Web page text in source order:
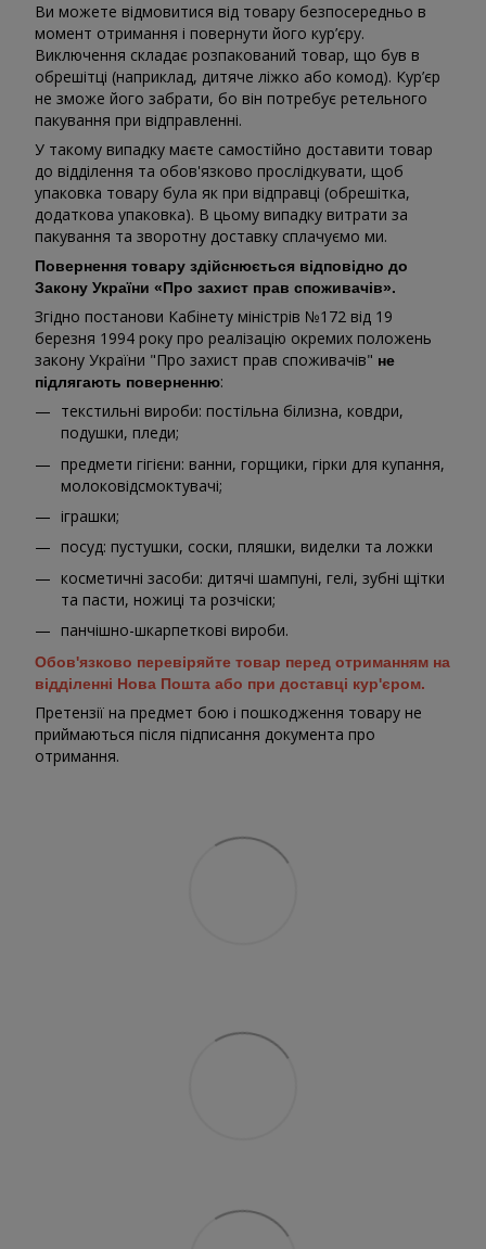
Ви можете відмовитися від товару безпосередньо в
момент отримання і повернути його кур’єру.
Виключення складає розпакований товар, що був в
обрешітці (наприклад, дитяче ліжко або комод). Кур’єр
не зможе його забрати, бо він потребує ретельного
пакування при відправленні.
У такому випадку маєте самостійно доставити товар
до відділення та обов'язково прослідкувати, щоб
упаковка товару була як при відправці (обрешітка,
додаткова упаковка). В цьому випадку витрати за
пакування та зворотну доставку сплачуємо ми.
Повернення товару здійснюється відповідно до
Закону України «Про захист прав споживачів».
Згідно постанови Кабінету міністрів №172 від 19
березня 1994 року про реалізацію окремих положень
закону України "Про захист прав споживачів" не
підлягають поверненню:
текстильні вироби: постільна білизна, ковдри,
подушки, пледи;
предмети гігієни: ванни, горщики, гірки для купання,
молоковідсмоктувачі;
іграшки;
посуд: пустушки, соски, пляшки, виделки та ложки
косметичні засоби: дитячі шампуні, гелі, зубні щітки
та пасти, ножиці та розчіски;
панчішно-шкарпеткові вироби.
Обов'язково перевіряйте товар перед отриманням на
відділенні Нова Пошта або при доставці кур'єром.
Претензії на предмет бою і пошкодження товару не
приймаються після підписання документа про
отримання.